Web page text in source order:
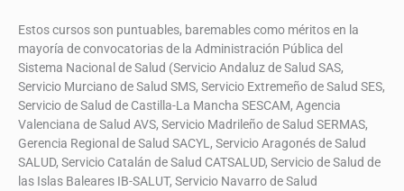
Universidad Católica de Ávila
Estos cursos son puntuables, baremables como méritos en la
mayoría de convocatorias de la Administración Pública del
Sistema Nacional de Salud (Servicio Andaluz de Salud SAS,
Servicio Murciano de Salud SMS, Servicio Extremeño de Salud SES,
Servicio de Salud de Castilla-La Mancha SESCAM, Agencia
Valenciana de Salud AVS, Servicio Madrileño de Salud SERMAS,
Gerencia Regional de Salud SACYL, Servicio Aragonés de Salud
SALUD, Servicio Catalán de Salud CATSALUD, Servicio de Salud de
las Islas Baleares IB-SALUT, Servicio Navarro de Salud